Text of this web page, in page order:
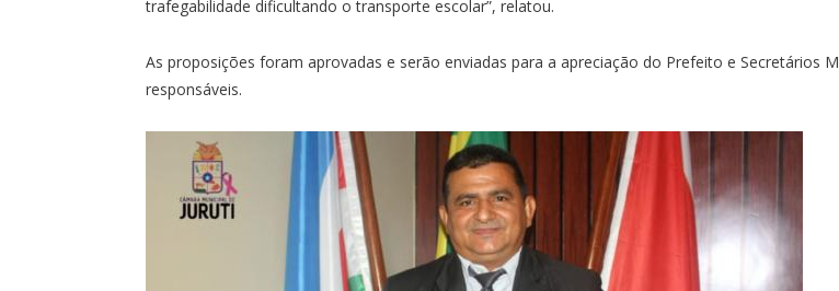
trafegabilidade dificultando o transporte escolar”, relatou.
As proposições foram aprovadas e serão enviadas para a apreciação do Prefeito e Secretários
responsáveis.